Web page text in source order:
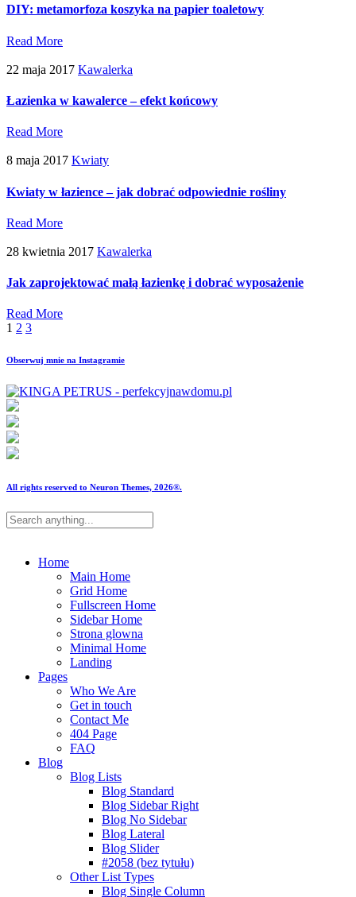
DIY: metamorfoza koszyka na papier toaletowy
Read More
22 maja 2017 Kawalerka
Łazienka w kawalerce – efekt końcowy
Read More
8 maja 2017 Kwiaty
Kwiaty w łazience – jak dobrać odpowiednie rośliny
Read More
28 kwietnia 2017 Kawalerka
Jak zaprojektować małą łazienkę i dobrać wyposażenie
Read More
1 2 3
Obserwuj mnie na Instagramie
All rights reserved to Neuron Themes, 2026®.
Home
Main Home
Grid Home
Fullscreen Home
Sidebar Home
Strona glowna
Minimal Home
Landing
Pages
Who We Are
Get in touch
Contact Me
404 Page
FAQ
Blog
Blog Lists
Blog Standard
Blog Sidebar Right
Blog No Sidebar
Blog Lateral
Blog Slider
#2058 (bez tytułu)
Other List Types
Blog Single Column